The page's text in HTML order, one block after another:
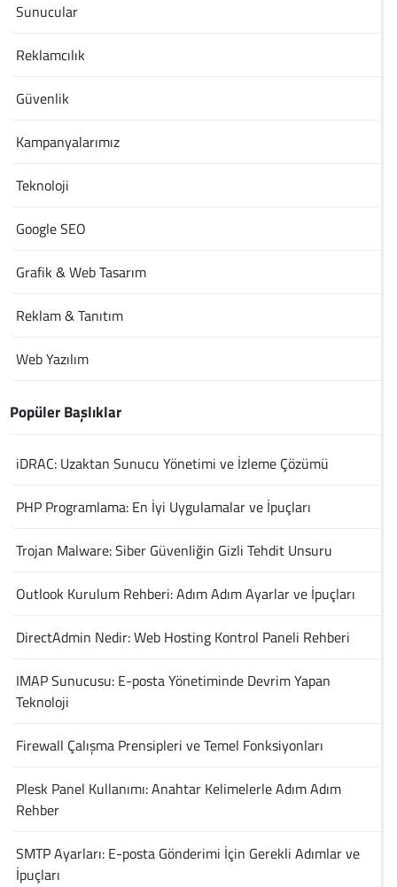
Sunucular
Reklamcılık
Güvenlik
Kampanyalarımız
Teknoloji
Google SEO
Grafik & Web Tasarım
Reklam & Tanıtım
Web Yazılım
Popüler Başlıklar
iDRAC: Uzaktan Sunucu Yönetimi ve İzleme Çözümü
PHP Programlama: En İyi Uygulamalar ve İpuçları
Trojan Malware: Siber Güvenliğin Gizli Tehdit Unsuru
Outlook Kurulum Rehberi: Adım Adım Ayarlar ve İpuçları
DirectAdmin Nedir: Web Hosting Kontrol Paneli Rehberi
IMAP Sunucusu: E-posta Yönetiminde Devrim Yapan
Teknoloji
Firewall Çalışma Prensipleri ve Temel Fonksiyonları
Plesk Panel Kullanımı: Anahtar Kelimelerle Adım Adım
Rehber
SMTP Ayarları: E-posta Gönderimi İçin Gerekli Adımlar ve
İpuçları